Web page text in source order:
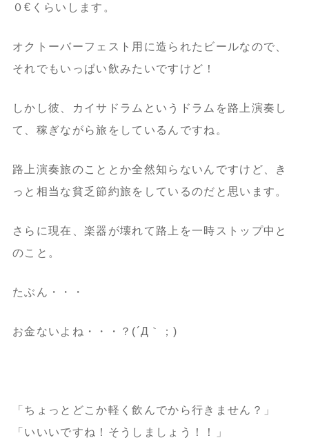
０€くらいします。
オクトーバーフェスト用に造られたビールなので、
それでもいっぱい飲みたいですけど！
しかし彼、カイサドラムというドラムを路上演奏し
て、稼ぎながら旅をしているんですね。
路上演奏旅のこととか全然知らないんですけど、き
っと相当な貧乏節約旅をしているのだと思います。
さらに現在、楽器が壊れて路上を一時ストップ中と
のこと。
たぶん・・・
お金ないよね・・・？(´Д｀；)
「ちょっとどこか軽く飲んでから行きません？」
「いいいですね！そうしましょう！！」